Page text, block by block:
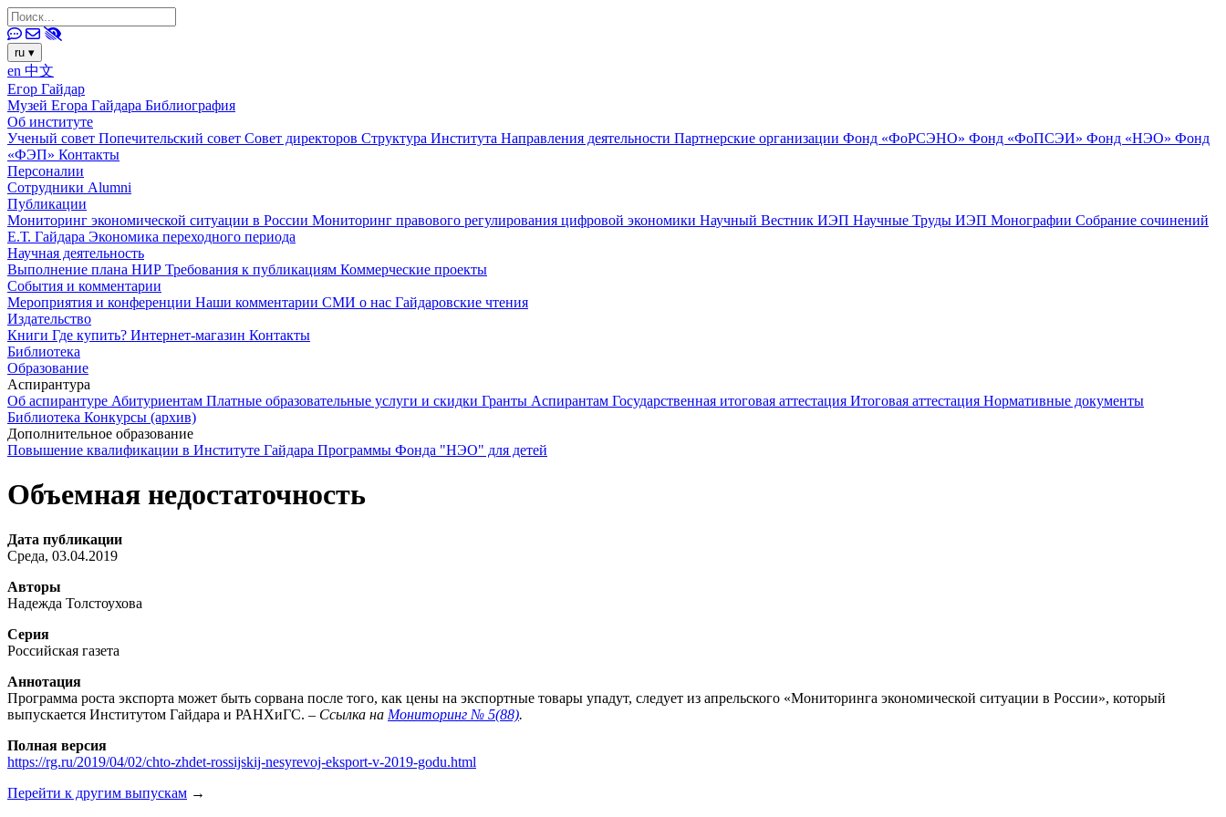
ru ▾
en 中文
Егор Гайдар
Музей Егора Гайдара Библиография
Об институте
Ученый совет Попечительский совет Совет директоров Структура Института Направления деятельности Партнерские организации Фонд «ФоРСЭНО» Фонд «ФоПСЭИ» Фонд «НЭО» Фонд
«ФЭП» Контакты
Персоналии
Сотрудники Alumni
Публикации
Мониторинг экономической ситуации в России Мониторинг правового регулирования цифровой экономики Научный Вестник ИЭП Научные Труды ИЭП Монографии Собрание сочинений
Е.Т. Гайдара Экономика переходного периода
Научная деятельность
Выполнение плана НИР Требования к публикациям Коммерческие проекты
События и комментарии
Мероприятия и конференции Наши комментарии СМИ о нас Гайдаровские чтения
Издательство
Книги Где купить? Интернет-магазин Контакты
Библиотека
Образование
Аспирантура
Об аспирантуре Абитуриентам Платные образовательные услуги и скидки Гранты Аспирантам Государственная итоговая аттестация Итоговая аттестация Нормативные документы
Библиотека Конкурсы (архив)
Дополнительное образование
Повышение квалификации в Институте Гайдара Программы Фонда "НЭО" для детей
Объемная недостаточность
Дата публикации
Среда, 03.04.2019
Авторы
Надежда Толстоухова
Серия
Российская газета
Аннотация
Программа роста экспорта может быть сорвана после того, как цены на экспортные товары упадут, следует из апрельского «Мониторинга экономической ситуации в России», который
выпускается Институтом Гайдара и РАНХиГС. – Ссылка на Мониторинг № 5(88).
Полная версия
https://rg.ru/2019/04/02/chto-zhdet-rossijskij-nesyrevoj-eksport-v-2019-godu.html
Перейти к другим выпускам →